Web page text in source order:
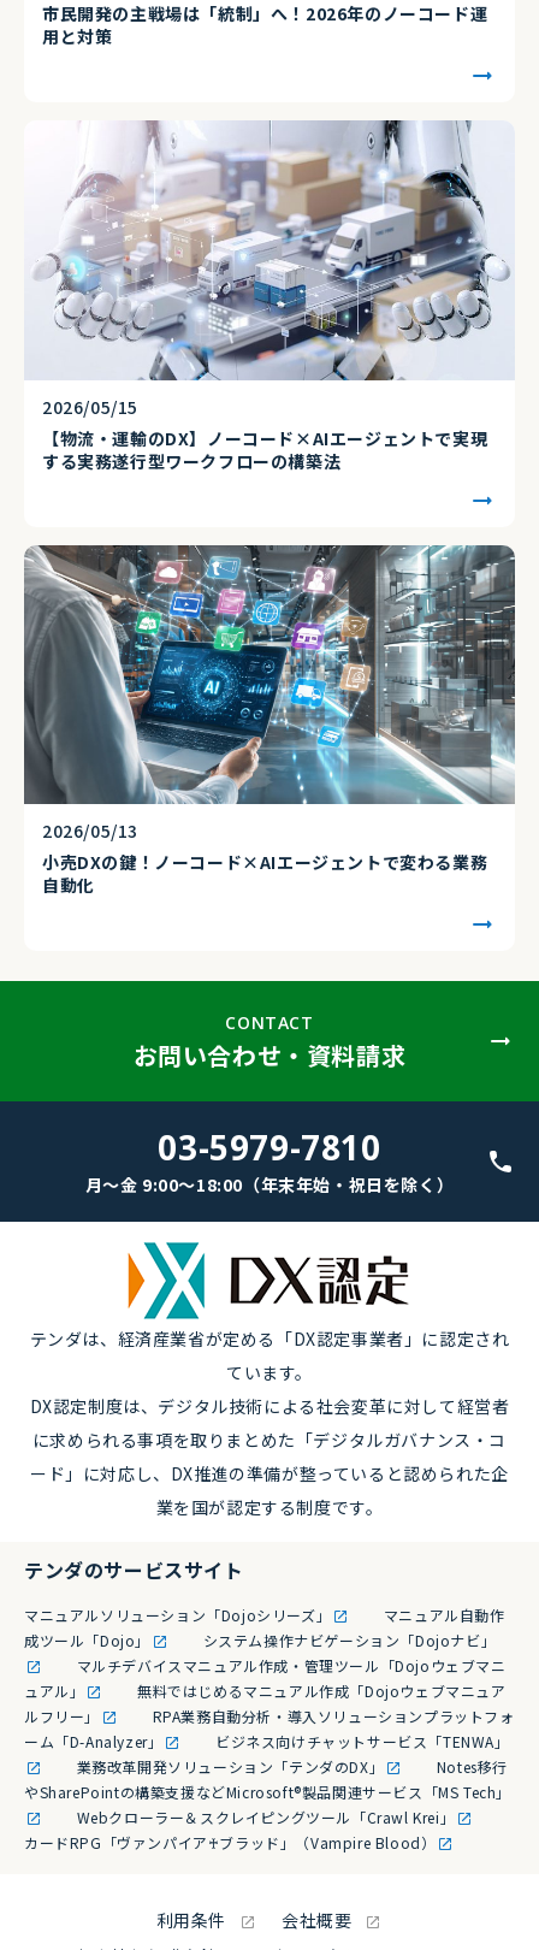
市民開発の主戦場は「統制」へ！2026年のノーコード運
用と対策
2026/05/15
【物流・運輸のDX】ノーコード×AIエージェントで実現
する実務遂行型ワークフローの構築法
2026/05/13
小売DXの鍵！ノーコード×AIエージェントで変わる業務
自動化
CONTACT
お問い合わせ・資料請求
03-5979-7810
月～金 9:00～18:00（年末年始・祝日を除く）
テンダは、経済産業省が定める「DX認定事業者」に認定され
ています。
DX認定制度は、デジタル技術による社会変革に対して経営者
に求められる事項を取りまとめた「デジタルガバナンス・コ
ード」に対応し、DX推進の準備が整っていると認められた企
業を国が認定する制度です。
テンダのサービスサイト
マニュアルソリューション「Dojoシリーズ」
マニュアル自動作
成ツール「Dojo」
システム操作ナビゲーション「Dojoナビ」
マルチデバイスマニュアル作成・管理ツール「Dojoウェブマニ
ュアル」
無料ではじめるマニュアル作成「Dojoウェブマニュア
ルフリー」
RPA業務自動分析・導入ソリューションプラットフォ
ーム「D-Analyzer」
ビジネス向けチャットサービス「TENWA」
業務改革開発ソリューション「テンダのDX」
Notes移行
やSharePointの構築支援などMicrosoft®製品関連サービス「MS Tech」
Webクローラー＆スクレイピングツール「Crawl Krei」
カードRPG「ヴァンパイア♰ブラッド」（Vampire Blood）
利用条件
会社概要